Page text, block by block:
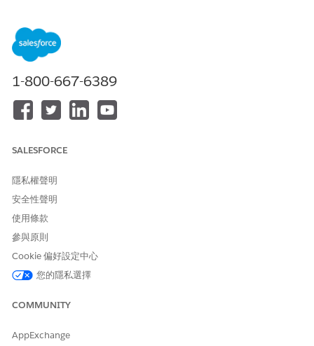
核心值對應、訊息、選取模式、個人報告、部門電子郵件。
合。您可以在 Flow Builder 中進一步管理自訂工作流程。
1-800-667-6389
SALESFORCE
隱私權聲明
安全性聲明
使用條款
參與原則
Cookie 偏好設定中心
您的隱私選擇
COMMUNITY
AppExchange